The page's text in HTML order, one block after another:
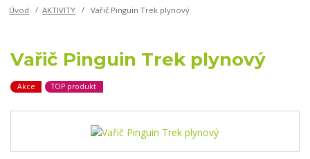
Úvod AKTIVITY Vařič Pinguin Trek plynový
Vařič Pinguin Trek plynový
Akce TOP produkt